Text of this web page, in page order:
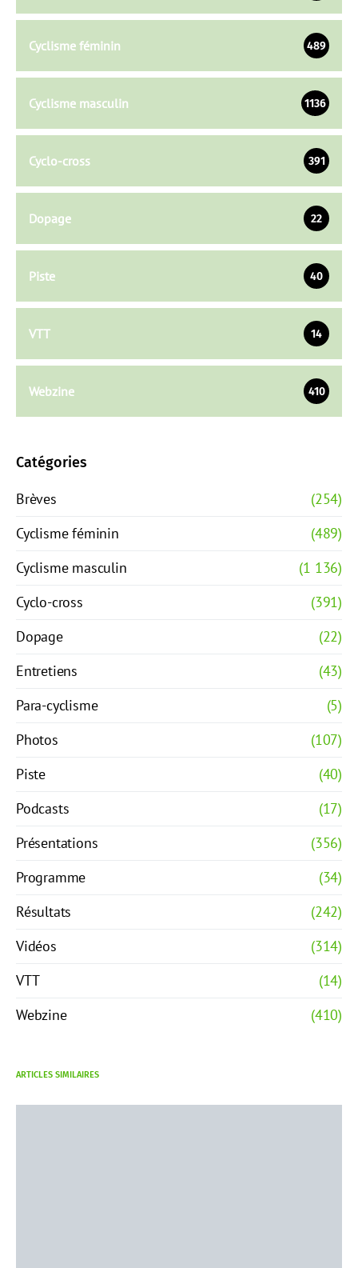
Cyclisme féminin 489
Cyclisme masculin 1136
Cyclo-cross 391
Dopage 22
Piste 40
VTT 14
Webzine 410
Catégories
Brèves
(254)
Cyclisme féminin
(489)
Cyclisme masculin
(1 136)
Cyclo-cross
(391)
Dopage
(22)
Entretiens
(43)
Para-cyclisme
(5)
Photos
(107)
Piste
(40)
Podcasts
(17)
Présentations
(356)
Programme
(34)
Résultats
(242)
Vidéos
(314)
VTT
(14)
Webzine
(410)
ARTICLES SIMILAIRES